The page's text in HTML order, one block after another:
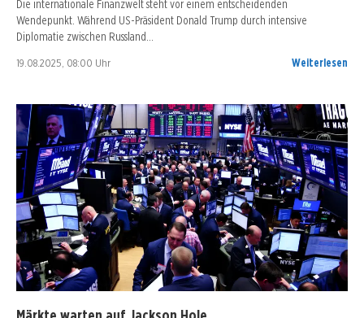
Die internationale Finanzwelt steht vor einem entscheidenden
Wendepunkt. Während US-Präsident Donald Trump durch intensive
Diplomatie zwischen Russland…
19.08.2025, 08:00 Uhr Weiterlesen